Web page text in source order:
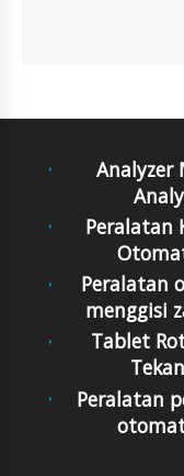
Analyzer
Peralatan
Peralatan
menggisi
Tablet
Peralatan